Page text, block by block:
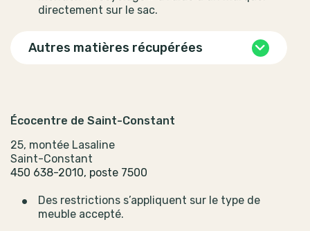
directement sur le sac.
Autres matières récupérées
Écocentre de Saint-Constant
25, montée Lasaline
Saint-Constant
450 638-2010, poste 7500
Des restrictions s’appliquent sur le type de
meuble accepté.